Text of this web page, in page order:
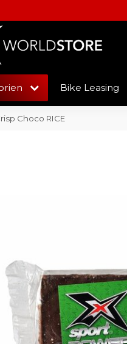
Bike Leasing
Choco RICE